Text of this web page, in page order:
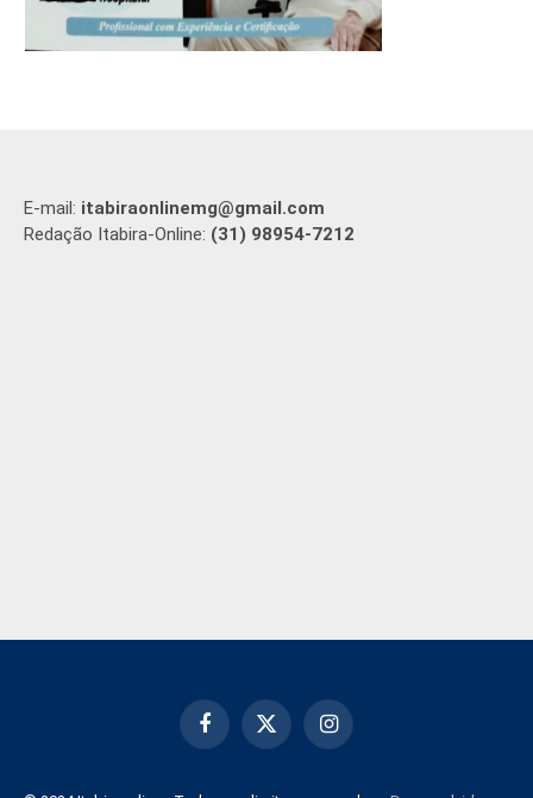
E-mail: itabiraonlinemg@gmail.com
Redação Itabira-Online: (31) 98954-7212
Facebook
X
Instagram